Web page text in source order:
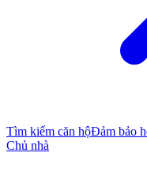
Tìm kiếm căn hộĐảm bảo
Chủ nhà